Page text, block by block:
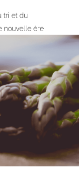
tri et du
nouvelle ère